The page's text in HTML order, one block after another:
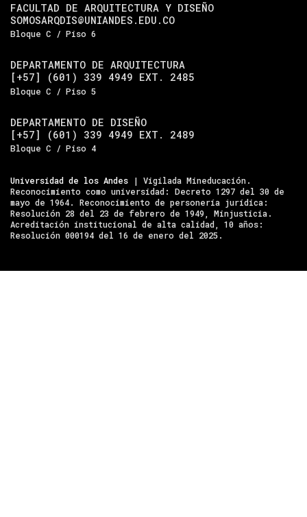
FACULTAD DE ARQUITECTURA Y DISEÑO
SOMOSARQDIS@UNIANDES.EDU.CO
Bloque C / Piso 6
DEPARTAMENTO DE ARQUITECTURA
[+57] (601) 339 4949 EXT. 2485
Bloque C / Piso 5
DEPARTAMENTO DE DISEÑO
[+57] (601) 339 4949 EXT. 2489
Bloque C / Piso 4
Universidad de los Andes | Vigilada Mineducación.
Reconocimiento como universidad: Decreto 1297 del 30 de
mayo de 1964. Reconocimiento de personería jurídica:
Resolución 28 del 23 de febrero de 1949, Minjusticia.
Acreditación institucional de alta calidad, 10 años:
Resolución 000194 del 16 de enero del 2025.